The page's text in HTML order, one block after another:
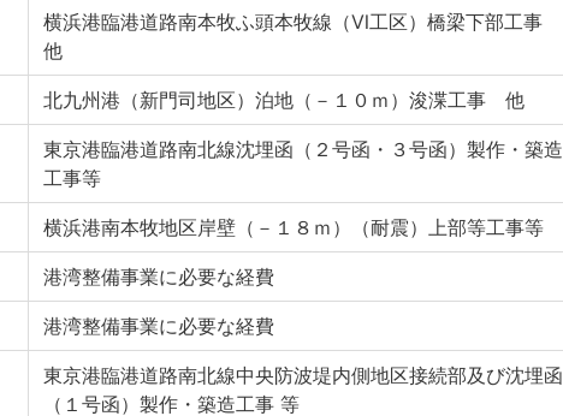
横浜港臨港道路南本牧ふ頭本牧線（Ⅵ工区）橋梁下部工事
他
北九州港（新門司地区）泊地（－１０ｍ）浚渫工事 他
東京港臨港道路南北線沈埋函（２号函・３号函）製作・築造
工事等
横浜港南本牧地区岸壁（－１８ｍ）（耐震）上部等工事等
港湾整備事業に必要な経費
港湾整備事業に必要な経費
東京港臨港道路南北線中央防波堤内側地区接続部及び沈埋函
（１号函）製作・築造工事 等